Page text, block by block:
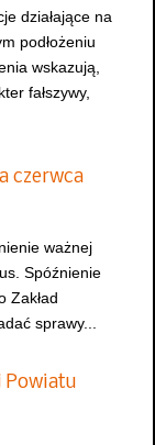
działające na
podłożeniu
wskazują,
fałszywy,
czerwca
ważnej
Spóźnienie
Zakład
sprawy...
Powiatu